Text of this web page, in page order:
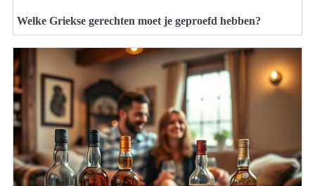
Welke Griekse gerechten moet je geproefd hebben?